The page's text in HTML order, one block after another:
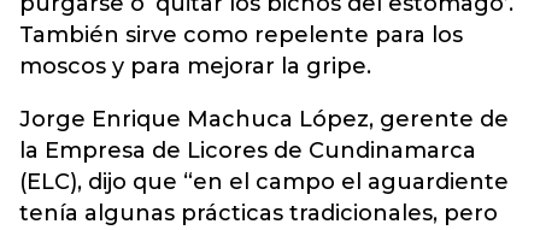
También sirve como repelente para los
moscos y para mejorar la gripe.
Jorge Enrique Machuca López, gerente de
la Empresa de Licores de Cundinamarca
(ELC), dijo que “en el campo el aguardiente
tenía algunas prácticas tradicionales, pero